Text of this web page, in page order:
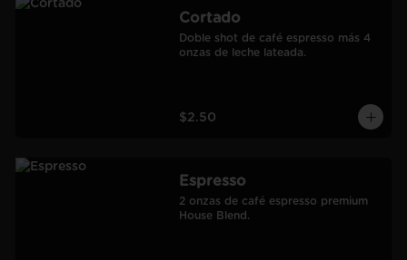
Cortado
Doble shot de café espresso más 4
onzas de leche lateada.
$2.50
Espresso
2 onzas de café espresso premium
House Blend.